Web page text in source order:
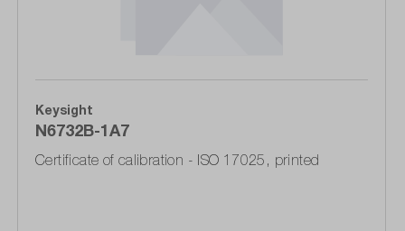
Keysight
N6732B-1A7
Certificate of calibration - ISO 17025, printed